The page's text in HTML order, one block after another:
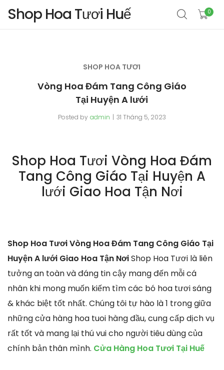
Shop Hoa Tươi Huế 0
SHOP HOA TƯƠI
Vòng Hoa Đám Tang Công Giáo
Tại Huyện A lưới
Posted by admin 31 Tháng 5, 2023
Shop Hoa Tươi Vòng Hoa Đám
Tang Công Giáo Tại Huyện A
lưới Giao Hoa Tận Nơi
Shop Hoa Tươi Vòng Hoa Đám Tang Công Giáo Tại
Huyện A lưới Giao Hoa Tận NơiShop Hoa Tươi là liên
tưởng an toàn và đáng tin cậy mang đến mỗi cá
nhân khi mong muốn kiếm tìm các bó hoa tươi sáng
& khác biệt tốt nhất. Chúng tôi tự hào là 1 trong giữa
những cửa hàng hoa tuoi hàng đầu, cung cấp dịch vụ
rất tốt và mang lại thú vui cho người tiêu dùng của
chính bản thân mình. Cửa Hàng Hoa Tươi Tại Huế